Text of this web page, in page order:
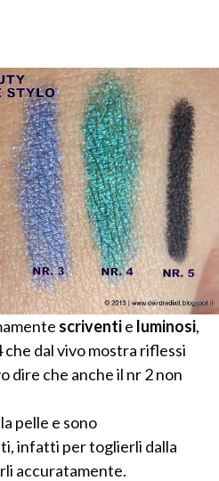
scriventie luminosi,
che dal vivo mostra riflessi
dire che anche il nr 2 non
pelle e sono
infatti per toglierli dalla
accuratamente.